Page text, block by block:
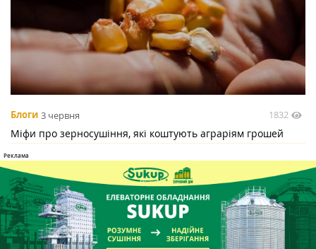
Блоги 3 червня 1832
Міфи про зерносушіння, які коштують аграріям грошей